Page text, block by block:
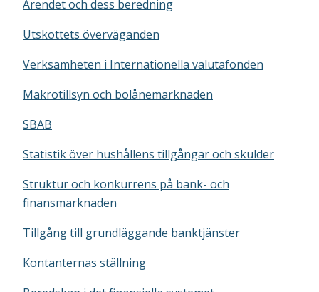
Ärendet och dess beredning
Utskottets överväganden
Verksamheten i Internationella valutafonden
Makrotillsyn och bolånemarknaden
SBAB
Statistik över hushållens tillgångar och skulder
Struktur och konkurrens på bank- och
finansmarknaden
Tillgång till grundläggande banktjänster
Kontanternas ställning